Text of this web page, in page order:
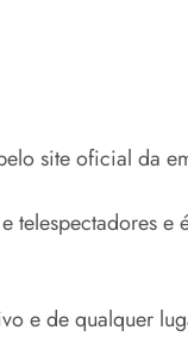
site oficial da
e
e de qualquer